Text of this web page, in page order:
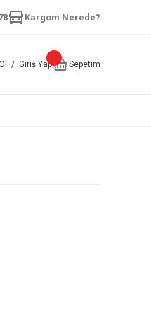
Kargom Nerede?
/ Giriş Yap Sepetim